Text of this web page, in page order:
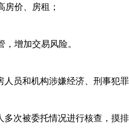
价、房租；
增加交易风险。
员和机构涉嫌经济、刑事犯罪
多次被委托情况进行核查，摸